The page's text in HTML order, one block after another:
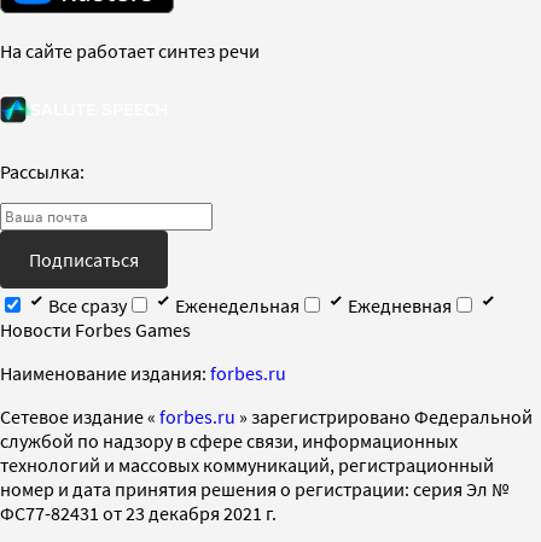
На сайте работает синтез речи
Рассылка:
Подписаться
Все сразу
Еженедельная
Ежедневная
Новости Forbes Games
Наименование издания: forbes.ru
Cетевое издание « forbes.ru » зарегистрировано Федеральной
службой по надзору в сфере связи, информационных
технологий и массовых коммуникаций, регистрационный
номер и дата принятия решения о регистрации: серия Эл №
ФС77-82431 от 23 декабря 2021 г.